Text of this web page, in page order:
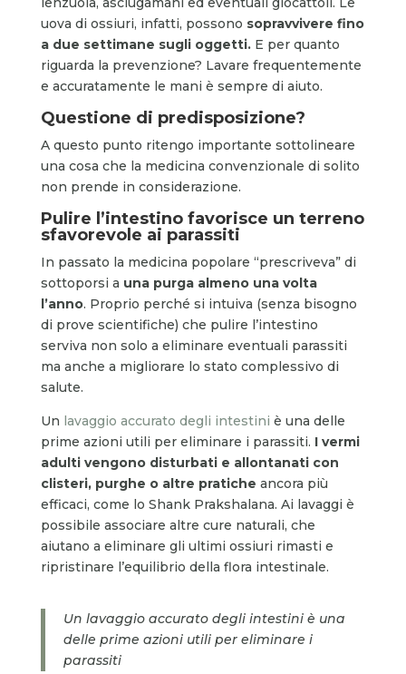
uova di ossiuri, infatti, possono sopravvivere fino
a due settimane sugli oggetti. E per quanto
riguarda la prevenzione? Lavare frequentemente
e accuratamente le mani è sempre di aiuto.
Questione di predisposizione?
A questo punto ritengo importante sottolineare
una cosa che la medicina convenzionale di solito
non prende in considerazione.
Pulire l’intestino favorisce un terreno
sfavorevole ai parassiti
In passato la medicina popolare “prescriveva” di
sottoporsi a una purga almeno una volta
l’anno. Proprio perché si intuiva (senza bisogno
di prove scientifiche) che pulire l’intestino
serviva non solo a eliminare eventuali parassiti
ma anche a migliorare lo stato complessivo di
salute.
Un lavaggio accurato degli intestini è una delle
prime azioni utili per eliminare i parassiti. I vermi
adulti vengono disturbati e allontanati con
clisteri, purghe o altre pratiche ancora più
efficaci, come lo Shank Prakshalana. Ai lavaggi è
possibile associare altre cure naturali, che
aiutano a eliminare gli ultimi ossiuri rimasti e
ripristinare l’equilibrio della flora intestinale.
Un lavaggio accurato degli intestini è una
delle prime azioni utili per eliminare i
parassiti